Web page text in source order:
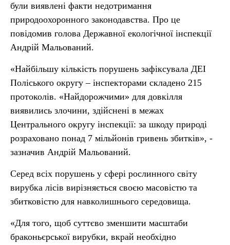
були виявлені факти недотримання
природоохоронного законодавства. Про це
повідомив голова Державної екологічної інспекції
Андрій Мальований.
«Найбільшу кількість порушень зафіксувала ДЕІ
Поліського округу – інспекторами складено 215
протоколів. «Найдорожчими» для довкілля
виявились злочини, здійснені в межах
Центрального округу інспекції: за шкоду природі
розраховано понад 7 мільйонів гривень збитків», -
зазначив Андрій Мальований.
Серед всіх порушень у сфері рослинного світу
вирубка лісів вирізняється своєю масовістю та
збитковістю для навколишнього середовища.
«Для того, щоб суттєво зменшити масштаби
браконьєрської вирубки, вкрай необхідно